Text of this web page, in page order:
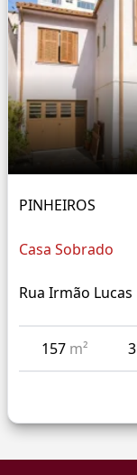
PINHEIROS
Casa Sobrado
Rua Irmão Lucas
157 m² 3